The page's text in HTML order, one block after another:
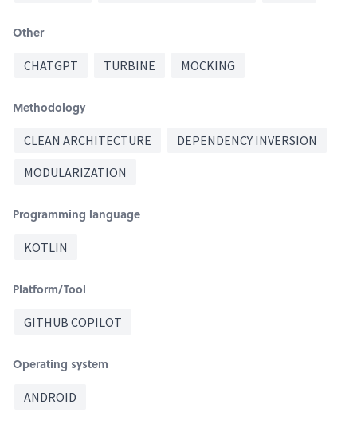
Other
CHATGPT TURBINE MOCKING
Methodology
CLEAN ARCHITECTURE
DEPENDENCY INVERSION
MODULARIZATION
Programming language
KOTLIN
Platform/Tool
GITHUB COPILOT
Operating system
ANDROID